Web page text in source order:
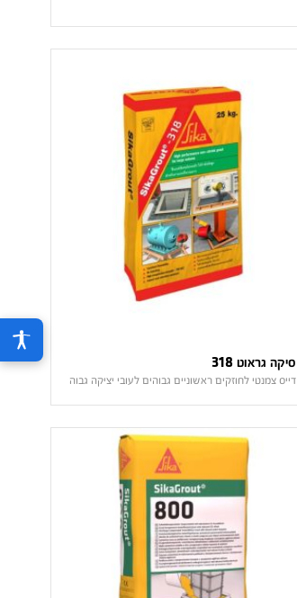
סיקה גראוט 318
דייס צמנטי לחוזקים ראשוניים גבוהים לעובי יציקה גבוה